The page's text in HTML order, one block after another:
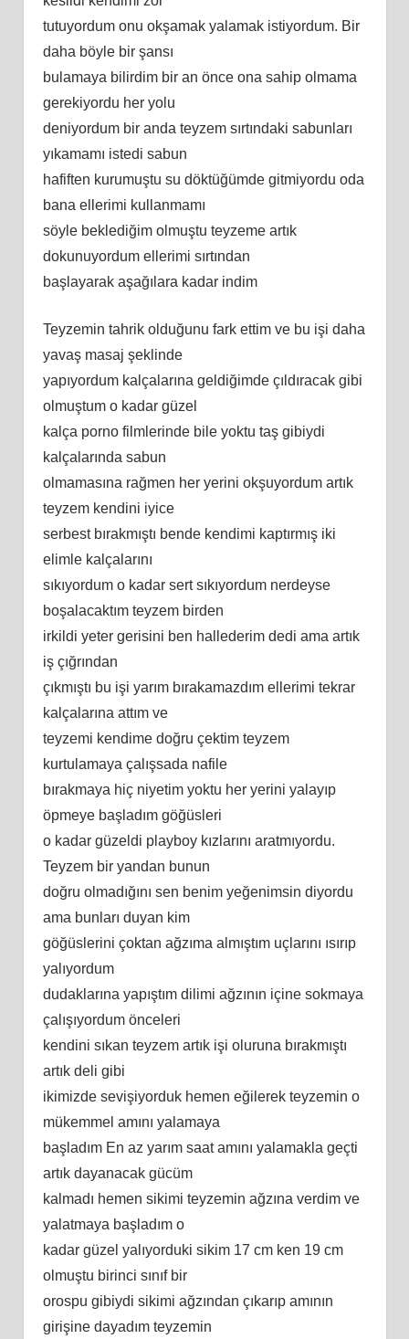
tutuyordum onu okşamak yalamak istiyordum. Bir
daha böyle bir şansı
bulamaya bilirdim bir an önce ona sahip olmama
gerekiyordu her yolu
deniyordum bir anda teyzem sırtındaki sabunları
yıkamamı istedi sabun
hafiften kurumuştu su döktüğümde gitmiyordu oda
bana ellerimi kullanmamı
söyle beklediğim olmuştu teyzeme artık
dokunuyordum ellerimi sırtından
başlayarak aşağılara kadar indim
Teyzemin tahrik olduğunu fark ettim ve bu işi daha
yavaş masaj şeklinde
yapıyordum kalçalarına geldiğimde çıldıracak gibi
olmuştum o kadar güzel
kalça porno filmlerinde bile yoktu taş gibiydi
kalçalarında sabun
olmamasına rağmen her yerini okşuyordum artık
teyzem kendini iyice
serbest bırakmıştı bende kendimi kaptırmış iki
elimle kalçalarını
sıkıyordum o kadar sert sıkıyordum nerdeyse
boşalacaktım teyzem birden
irkildi yeter gerisini ben hallederim dedi ama artık
iş çığrından
çıkmıştı bu işi yarım bırakamazdım ellerimi tekrar
kalçalarına attım ve
teyzemi kendime doğru çektim teyzem
kurtulamaya çalışsada nafile
bırakmaya hiç niyetim yoktu her yerini yalayıp
öpmeye başladım göğüsleri
o kadar güzeldi playboy kızlarını aratmıyordu.
Teyzem bir yandan bunun
doğru olmadığını sen benim yeğenimsin diyordu
ama bunları duyan kim
göğüslerini çoktan ağzıma almıştım uçlarını ısırıp
yalıyordum
dudaklarına yapıştım dilimi ağzının içine sokmaya
çalışıyordum önceleri
kendini sıkan teyzem artık işi oluruna bırakmıştı
artık deli gibi
ikimizde sevişiyorduk hemen eğilerek teyzemin o
mükemmel amını yalamaya
başladım En az yarım saat amını yalamakla geçti
artık dayanacak gücüm
kalmadı hemen sikimi teyzemin ağzına verdim ve
yalatmaya başladım o
kadar güzel yalıyorduki sikim 17 cm ken 19 cm
olmuştu birinci sınıf bir
orospu gibiydi sikimi ağzından çıkarıp amının
girişine dayadım teyzemin